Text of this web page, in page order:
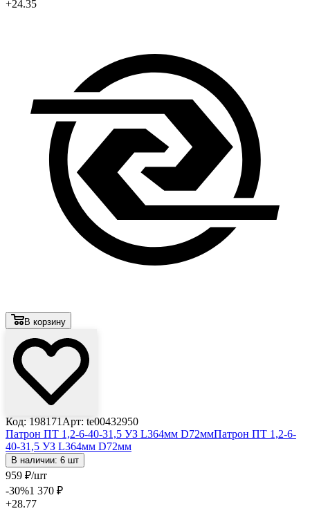
+24.35
В корзину
Код: 198171 Арт: te00432950
Патрон ПТ 1,2-6-40-31,5 УЗ L364мм D72ммПатрон ПТ 1,2-6-
40-31,5 УЗ L364мм D72мм
В наличии: 6 шт
959 ₽/шт
-30%1 370 ₽
+28.77